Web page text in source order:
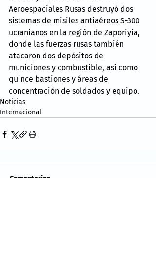
Aeroespaciales Rusas destruyó dos
sistemas de misiles antiaéreos S-300
ucranianos en la región de Zaporiyia,
donde las fuerzas rusas también
atacaron dos depósitos de
municiones y combustible, así como
quince bastiones y áreas de
concentración de soldados y equipo.
Noticias
Internacional
Comentarios